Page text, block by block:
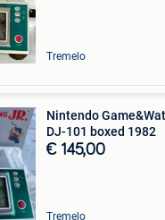
Tremelo
Nintendo
DJ-101 boxed 1982
€ 145,00
Tremelo